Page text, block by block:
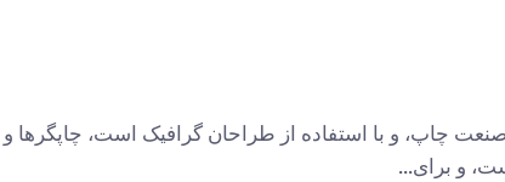
چاپ، و با استفاده از طراحان گرافیک است، چاپگرها
و برای...